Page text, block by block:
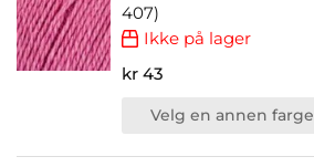
407)
Ikke på lager
kr 43
Velg en annen farge